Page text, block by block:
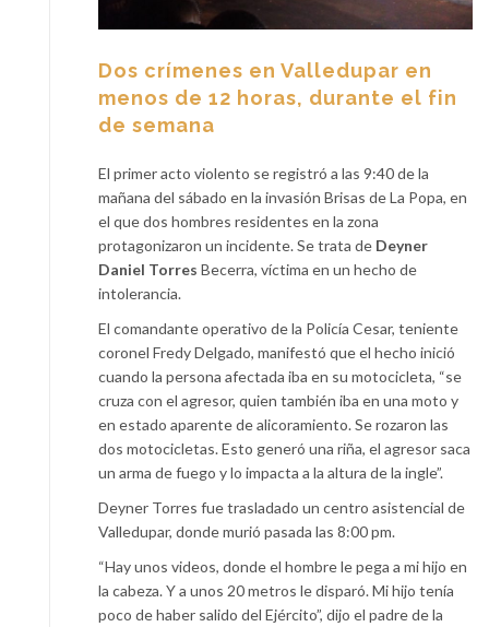
Dos crímenes en Valledupar en
menos de 12 horas, durante el fin
de semana
El primer acto violento se registró a las 9:40 de la
mañana del sábado en la invasión Brisas de La Popa, en
el que dos hombres residentes en la zona
protagonizaron un incidente. Se trata de Deyner
Daniel Torres Becerra, víctima en un hecho de
intolerancia.
El comandante operativo de la Policía Cesar, teniente
coronel Fredy Delgado, manifestó que el hecho inició
cuando la persona afectada iba en su motocicleta, “se
cruza con el agresor, quien también iba en una moto y
en estado aparente de alicoramiento. Se rozaron las
dos motocicletas. Esto generó una riña, el agresor saca
un arma de fuego y lo impacta a la altura de la ingle”.
Deyner Torres fue trasladado un centro asistencial de
Valledupar, donde murió pasada las 8:00 pm.
“Hay unos videos, donde el hombre le pega a mi hijo en
la cabeza. Y a unos 20 metros le disparó. Mi hijo tenía
poco de haber salido del Ejército”, dijo el padre de la